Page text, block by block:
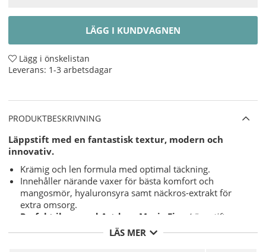
LÄGG I KUNDVAGNEN
Lägg i önskelistan
Leverans: 1-3 arbetsdagar
PRODUKTBESKRIVNING
Läppstift med en fantastisk textur, modern och
innovativ.
Krämig och len formula med optimal täckning.
Innehåller närande vaxer för bästa komfort och
mangosmör, hyaluronsyra samt näckros-extrakt för
extra omsorg.
Perfekt ihop med Artdeco Magic Fix
Läppstifts
fixering, fixerar alla läppstift. Motverkar att läppstiftet
lämnar märken efter sig på koppar och glas. Läppstiftet
LÄS MER